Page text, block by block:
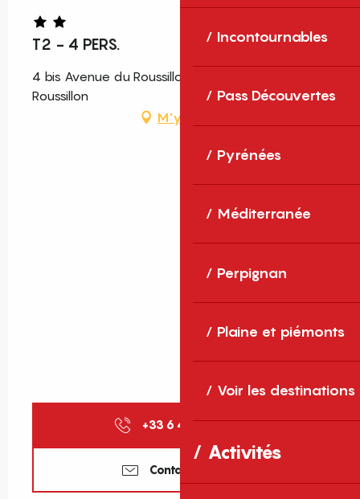
Incontournables
Pass Découvertes
Pyrénées
Méditerranée
Perpignan
Plaine et piémonts
Voir les destinations
Activités
T2 - 4 PERS.
4 bis Avenue du Roussillon, 66140 Canet-en-
Roussillon
M'y rendre
+33 6 47 35 31▒▒
Contactez-nous